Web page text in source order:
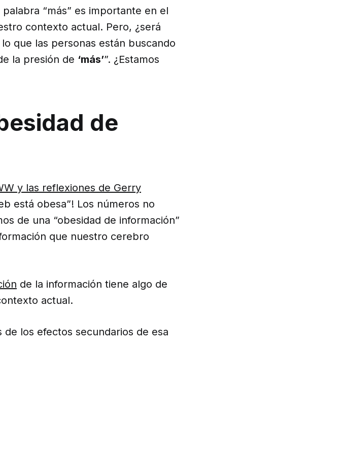
“más” es importante en el
contexto actual. Pero, ¿será
que las personas están buscando
la presión de ‘más’”. ¿Estamos
de
y las reflexiones de Gerry
está obesa”! Los números no
de una “obesidad de información”
que nuestro cerebro
de la información tiene algo de
actual.
los efectos secundarios de esa